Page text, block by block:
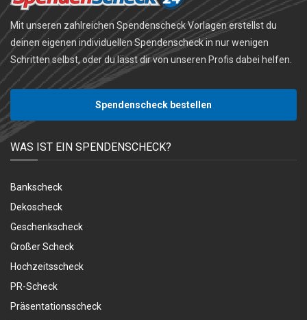
Mit unseren zahlreichen Spendenscheck Vorlagen erstellst du
deinen eigenen individuellen Spendenscheck in nur wenigen
Schritten selbst, oder du lässt dir von unseren Profis dabei helfen.
Spendenscheck bestellen
WAS IST EIN SPENDENSCHECK?
Bankscheck
Dekoscheck
Geschenkscheck
Großer Scheck
Hochzeitsscheck
PR-Scheck
Präsentationsscheck